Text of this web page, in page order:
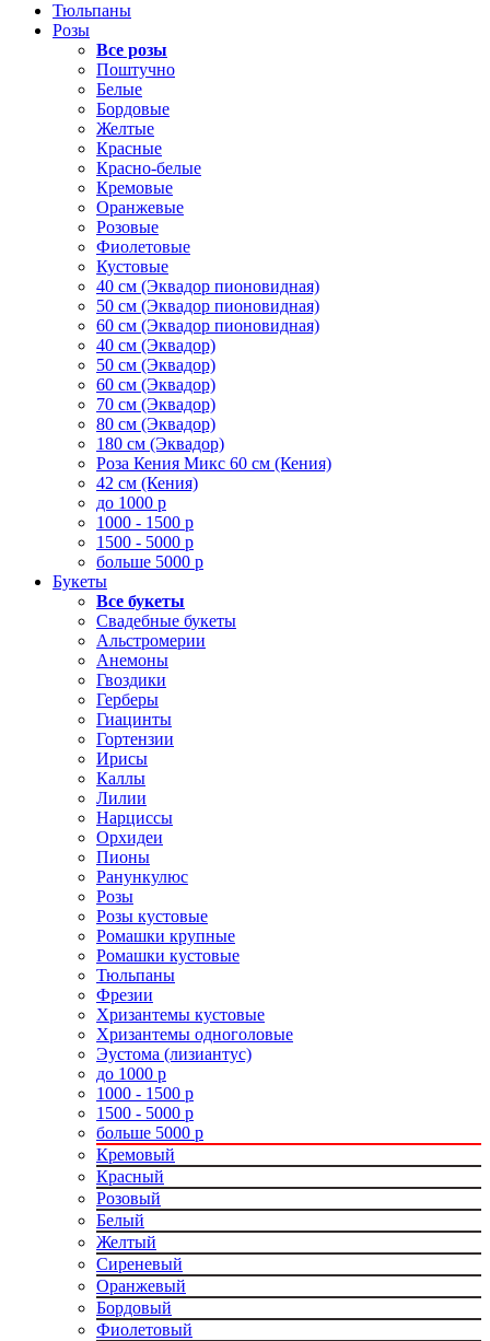
Тюльпаны
Розы
Все розы
Поштучно
Белые
Бордовые
Желтые
Красные
Красно-белые
Кремовые
Оранжевые
Розовые
Фиолетовые
Кустовые
40 см (Эквадор пионовидная)
50 см (Эквадор пионовидная)
60 см (Эквадор пионовидная)
40 см (Эквадор)
50 см (Эквадор)
60 см (Эквадор)
70 см (Эквадор)
80 см (Эквадор)
180 см (Эквадор)
Роза Кения Микс 60 см (Кения)
42 см (Кения)
до 1000 р
1000 - 1500 р
1500 - 5000 р
больше 5000 р
Букеты
Все букеты
Свадебные букеты
Альстромерии
Анемоны
Гвоздики
Герберы
Гиацинты
Гортензии
Ирисы
Каллы
Лилии
Нарциссы
Орхидеи
Пионы
Ранункулюс
Розы
Розы кустовые
Ромашки крупные
Ромашки кустовые
Тюльпаны
Фрезии
Хризантемы кустовые
Хризантемы одноголовые
Эустома (лизиантус)
до 1000 р
1000 - 1500 р
1500 - 5000 р
больше 5000 р
Кремовый
Красный
Розовый
Белый
Желтый
Сиреневый
Оранжевый
Бордовый
Фиолетовый